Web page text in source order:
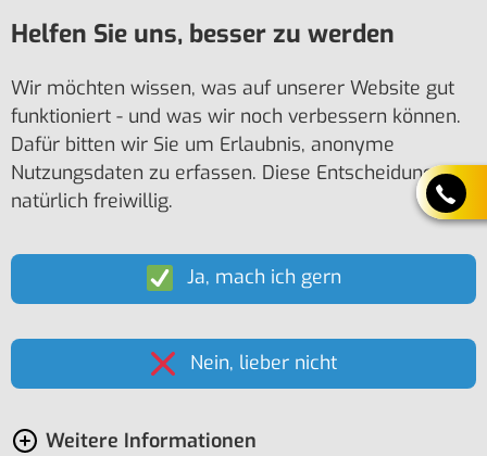
Helfen Sie uns, besser zu werden
Wir möchten wissen, was auf unserer Website gut
funktioniert - und was wir noch verbessern können.
Dafür bitten wir Sie um Erlaubnis, anonyme
Nutzungsdaten zu erfassen. Diese Entscheidung ist
natürlich freiwillig.
Ja, mach ich gern
Nein, lieber nicht
Weitere Informationen